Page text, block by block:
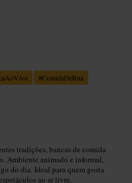
#ComidaDeRua
tradições, bancas de comida
Ambiente animado e informal,
do dia. Ideal para quem gosta
ao ar livre.